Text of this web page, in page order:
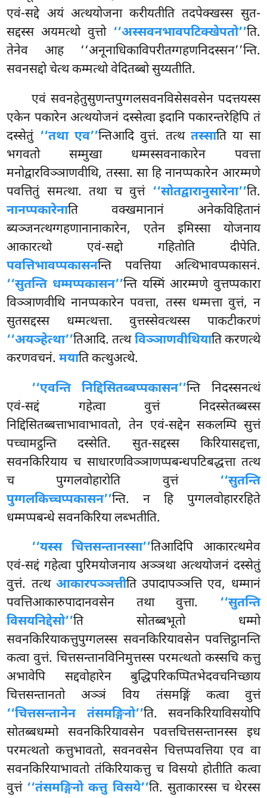
एवं-सद्दे अयं अत्थयोजना करीयतीति तदपेक्खस्स सुत-
सद्दस्स अयमत्थो वुत्तो ‘‘अस्सवनभावपटिक्खेपतो’’ति.
तेनेव आह ‘‘अनूनाधिकाविपरीतग्गहणनिदस्सन’’न्ति.
सवनसद्दो चेत्थ कम्मत्थो वेदितब्बो सुय्यतीति.
एवं सवनहेतुसुणन्तपुग्गलसवनविसेसवसेन पदत्तयस्स
एकेन पकारेन अत्थयोजनं दस्सेत्वा इदानि पकारन्तरेहिपि तं
दस्सेतुं ‘‘तथा एव’’न्तिआदि वुत्तं. तत्थतस्साति या सा
भगवतो सम्मुखा धम्मस्सवनाकारेन पवत्ता
मनोद्वारविञ्ञाणवीथि, तस्सा. सा हि नानप्पकारेन आरम्मणे
पवत्तितुं समत्था. तथा च वुत्तं ‘‘सोतद्वारानुसारेना’’ति.
नानप्पकारेनाति वक्खमानानं अनेकविहितानं
ब्यञ्जनत्थग्गहणानानाकारेन, एतेन इमिस्सा योजनाय
आकारत्थो एवं-सद्दो गहितोति दीपेति.
पवत्तिभावप्पकासनन्ति पवत्तिया अत्थिभावप्पकासनं.
‘‘सुतन्ति धम्मप्पकासन’’न्ति यस्मिं आरम्मणे वुत्तप्पकारा
विञ्ञाणवीथि नानप्पकारेन पवत्ता, तस्स धम्मत्ता वुत्तं, न
सुतसद्दस्स धम्मत्थत्ता. वुत्तस्सेवत्थस्स पाकटीकरणं
‘‘अयञ्हेत्था’’तिआदि. तत्थविञ्ञाणवीथियाति करणत्थे
करणवचनं.मयाति कत्थुअत्थे.
‘‘एवन्ति निद्दिसितब्बप्पकासन’’न्ति निदस्सनत्थं
एवं-सद्दं गहेत्वा वुत्तं निदस्सेतब्बस्स
निद्दिसितब्बत्ताभावाभावतो, तेन एवं-सद्देन सकलम्पि सुत्तं
पच्चामट्ठन्ति दस्सेति. सुत-सद्दस्स किरियासद्दत्ता,
सवनकिरियाय च साधारणविञ्ञाणप्पबन्धपटिबद्धत्ता तत्थ
च पुग्गलवोहारोति वुत्तं ‘‘सुतन्ति
पुग्गलकिच्चप्पकासन’’न्ति. न हि पुग्गलवोहाररहिते
धम्मप्पबन्धे सवनकिरिया लब्भतीति.
‘‘यस्स चित्तसन्तानस्सा’’तिआदिपि आकारत्थमेव
एवं-सद्दं गहेत्वा पुरिमयोजनाय अञ्ञथा अत्थयोजनं दस्सेतुं
वुत्तं. तत्थ आकारपञ्ञत्तीति उपादापञ्ञत्ति एव, धम्मानं
पवत्तिआकारुपादानवसेन तथा वुत्ता. ‘‘सुतन्ति
विसयनिद्देसो’’ति सोतब्बभूतो धम्मो
सवनकिरियाकत्तुपुग्गलस्स सवनकिरियावसेन पवत्तिट्ठानन्ति
कत्वा वुत्तं. चित्तसन्तानविनिमुत्तस्स परमत्थतो कस्सचि कत्तु
अभावेपि सद्दवोहारेन बुद्धिपरिकप्पितभेदवचनिच्छाय
चित्तसन्तानतो अञ्ञं विय तंसमङ्गिं कत्वा वुत्तं
‘‘चित्तसन्तानेन तंसमङ्गिनो’’ति. सवनकिरियाविसयोपि
सोतब्बधम्मो सवनकिरियावसेन पवत्तचित्तसन्तानस्स इध
परमत्थतो कत्तुभावतो, सवनवसेन चित्तप्पवत्तिया एव वा
सवनकिरियाभावतो तंकिरियाकत्तु च विसयो होतीति कत्वा
वुत्तं ‘‘तंसमङ्गिनो कत्तु विसये’’ति. सुताकारस्स च थेरस्स